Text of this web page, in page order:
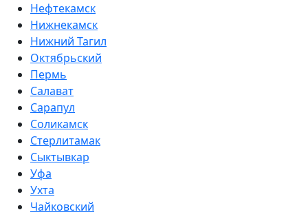
Нефтекамск
Нижнекамск
Нижний Тагил
Октябрьский
Пермь
Салават
Сарапул
Соликамск
Стерлитамак
Сыктывкар
Уфа
Ухта
Чайковский